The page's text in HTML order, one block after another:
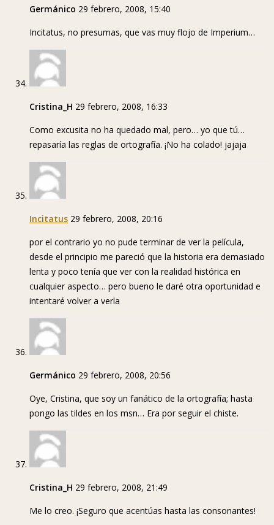
Germánico 29 febrero, 2008, 15:40
Incitatus, no presumas, que vas muy flojo de Imperium…
Cristina_H 29 febrero, 2008, 16:33
Como excusita no ha quedado mal, pero… yo que tú…
repasaría las reglas de ortografía. ¡No ha colado! jajaja
Incitatus 29 febrero, 2008, 20:16
por el contrario yo no pude terminar de ver la película,
desde el principio me pareció que la historia era demasiado
lenta y poco tenía que ver con la realidad histórica en
cualquier aspecto… pero bueno le daré otra oportunidad e
intentaré volver a verla
Germánico 29 febrero, 2008, 20:56
Oye, Cristina, que soy un fanático de la ortografía; hasta
pongo las tildes en los msn… Era por seguir el chiste.
Cristina_H 29 febrero, 2008, 21:49
Me lo creo. ¡Seguro que acentúas hasta las consonantes!